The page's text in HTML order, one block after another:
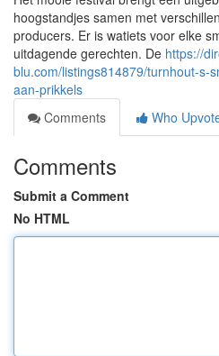
hoogstandjes samen met
producers. Er is watiets voor elke
uitdagende gerechten. De https://
blu.com/listings814879/turnhout-s-
aan-prikkels
Comments
Who
Comments
Submit a Comment
No HTML